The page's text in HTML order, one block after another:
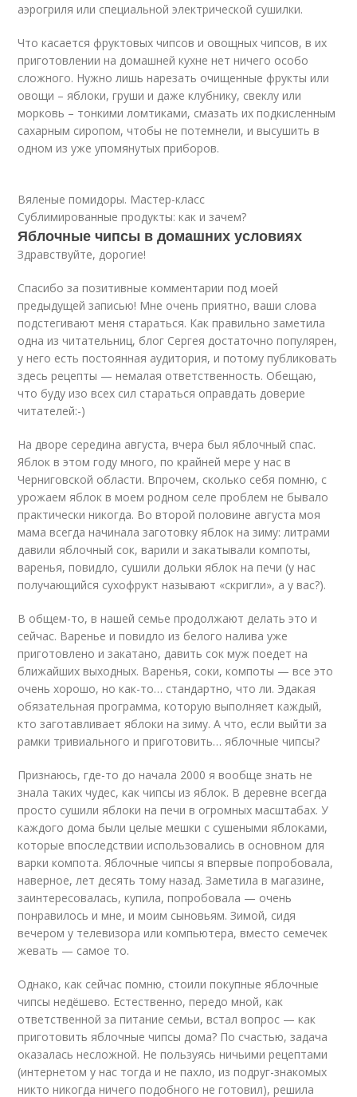
аэрогриля или специальной электрической сушилки.
Что касается фруктовых чипсов и овощных чипсов, в их
приготовлении на домашней кухне нет ничего особо
сложного. Нужно лишь нарезать очищенные фрукты или
овощи – яблоки, груши и даже клубнику, свеклу или
морковь – тонкими ломтиками, смазать их подкисленным
сахарным сиропом, чтобы не потемнели, и высушить в
одном из уже упомянутых приборов.
Вяленые помидоры. Мастер-класс
Сублимированные продукты: как и зачем?
Яблочные чипсы в домашних условиях
Здравствуйте, дорогие!
Спасибо за позитивные комментарии под моей
предыдущей записью! Мне очень приятно, ваши слова
подстегивают меня стараться. Как правильно заметила
одна из читательниц, блог Сергея достаточно популярен,
у него есть постоянная аудитория, и потому публиковать
здесь рецепты — немалая ответственность. Обещаю,
что буду изо всех сил стараться оправдать доверие
читателей:-)
На дворе середина августа, вчера был яблочный спас.
Яблок в этом году много, по крайней мере у нас в
Черниговской области. Впрочем, сколько себя помню, с
урожаем яблок в моем родном селе проблем не бывало
практически никогда. Во второй половине августа моя
мама всегда начинала заготовку яблок на зиму: литрами
давили яблочный сок, варили и закатывали компоты,
варенья, повидло, сушили дольки яблок на печи (у нас
получающийся сухофрукт называют «скригли», а у вас?).
В общем-то, в нашей семье продолжают делать это и
сейчас. Варенье и повидло из белого налива уже
приготовлено и закатано, давить сок муж поедет на
ближайших выходных. Варенья, соки, компоты — все это
очень хорошо, но как-то… стандартно, что ли. Эдакая
обязательная программа, которую выполняет каждый,
кто заготавливает яблоки на зиму. А что, если выйти за
рамки тривиального и приготовить… яблочные чипсы?
Признаюсь, где-то до начала 2000 я вообще знать не
знала таких чудес, как чипсы из яблок. В деревне всегда
просто сушили яблоки на печи в огромных масштабах. У
каждого дома были целые мешки с сушеными яблоками,
которые впоследствии использовались в основном для
варки компота. Яблочные чипсы я впервые попробовала,
наверное, лет десять тому назад. Заметила в магазине,
заинтересовалась, купила, попробовала — очень
понравилось и мне, и моим сыновьям. Зимой, сидя
вечером у телевизора или компьютера, вместо семечек
жевать — самое то.
Однако, как сейчас помню, стоили покупные яблочные
чипсы недёшево. Естественно, передо мной, как
ответственной за питание семьи, встал вопрос — как
приготовить яблочные чипсы дома? По счастью, задача
оказалась несложной. Не пользуясь ничьими рецептами
(интернетом у нас тогда и не пахло, из подруг-знакомых
никто никогда ничего подобного не готовил), решила